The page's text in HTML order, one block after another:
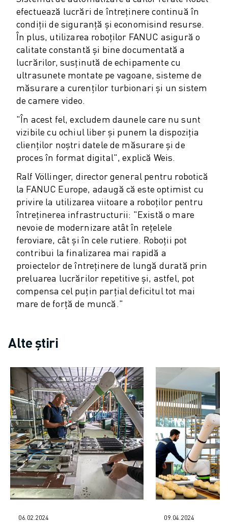
VOPSIRE
PALETIZARE
SUDARE PRIN PUNCTE
INSPECȚIE VIDEO
TĂIEREA CU FIR EDM
STUDII DE CAZ
SERVICIU CLIENȚI
RELAȚII CLIENȚI
FANUC PLANS
SUPORT TEHNIC ȘI ÎNTREȚINERE
ASISTENȚĂ TEHNICĂ LA DISTANȚĂ
PIESE DE SCHIMB
REPARARE ȘI REFABRICARE
INSTRUMENTE DIGITAL SERVICE
MAGAZIN ONLINE
DOWNLOAD CENTER » MYFANUC
FORMARE ȘI EDUCAȚIE
FANUC ACADEMY
SOLUȚII PENTRU INDUSTRII
SOLUȚII EDUCAȚIONALE
WORLDSKILLS ȘI TINERELE TALENTE
EVENIMENTE EDUCAȚIONALE
ȘTIRI ȘI MEDIA
EVENIMENTE EDUCAȚIONALE
DESPRE FANUC
FANUC ÎN EUROPA
LOCAȚIILE NOASTRE
SUSTENABILITATE
CARIERĂ
PROIECTAȚI VIITORUL CU FANUC
ALĂTURAȚI-VĂ ECHIPEI FANUC » CARIERĂ
CONTACT
CONTACT
LOCAȚII
IMPRINT
efectuează lucrări de întreținere continuă în
condiții de siguranță și economisind resurse.
În plus, utilizarea roboților FANUC asigură o
calitate constantă și bine documentată a
lucrărilor, susținută de echipamente cu
ultrasunete montate pe vagoane, sisteme de
măsurare a curenților turbionari și un sistem
de camere video.
"În acest fel, excludem daunele care nu sunt
vizibile cu ochiul liber și punem la dispoziția
clienților noștri datele de măsurare și de
proces în format digital", explică Weis.
Ralf Völlinger, director general pentru robotică
la FANUC Europe, adaugă că este optimist cu
privire la utilizarea viitoare a roboților pentru
întreținerea infrastructurii: "Există o mare
nevoie de modernizare atât în rețelele
feroviare, cât și în cele rutiere. Roboții pot
contribui la finalizarea mai rapidă a
proiectelor de întreținere de lungă durată prin
preluarea lucrărilor repetitive și, astfel, pot
compensa cel puțin parțial deficitul tot mai
mare de forță de muncă."
Alte știri
06.02.2024 09.04.2024